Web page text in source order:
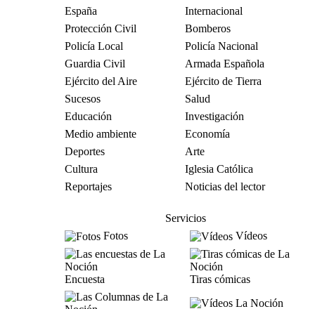
España
Internacional
Protección Civil
Bomberos
Policía Local
Policía Nacional
Guardia Civil
Armada Española
Ejército del Aire
Ejército de Tierra
Sucesos
Salud
Educación
Investigación
Medio ambiente
Economía
Deportes
Arte
Cultura
Iglesia Católica
Reportajes
Noticias del lector
Servicios
Fotos
Vídeos
Encuesta Tiras cómicas